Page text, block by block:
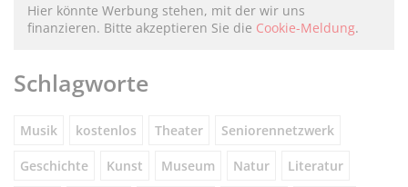
Hier könnte Werbung stehen, mit der wir uns
finanzieren. Bitte akzeptieren Sie die Cookie-Meldung.
Schlagworte
Musik kostenlos Theater Seniorennetzwerk
Geschichte Kunst Museum Natur Literatur